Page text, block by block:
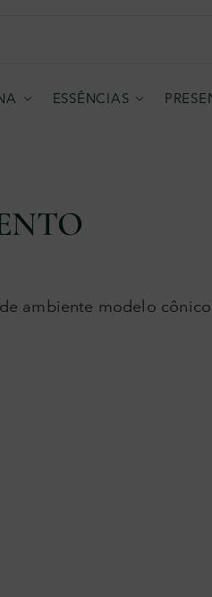
ESSÊNCIAS
ambiente modelo